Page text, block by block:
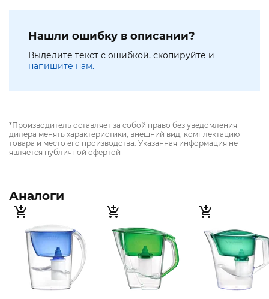
Нашли ошибку в описании?
Выделите текст с ошибкой, скопируйте и
напишите нам.
*Производитель оставляет за собой право без уведомления
дилера менять характеристики, внешний вид, комплектацию
товара и место его производства. Указанная информация не
является публичной офертой
Аналоги